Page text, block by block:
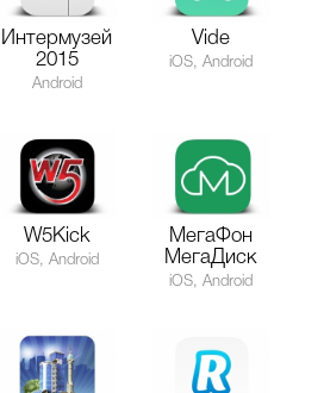
Интермузей
2015
Android
Vide
iOS, Android
W5Kick
iOS, Android
МегаФон
МегаДиск
iOS, Android